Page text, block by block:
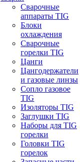
Сварочные
аппараты TIG
Блоки
охлаждения
Сварочные
горелки TIG
Цанги
Цангодержатели
и газовые линзы
Сопло газовое
TIG
Изоляторы TIG
Заглушки TIG
Наборы для TIG
горелки
Головки TIG
горелок